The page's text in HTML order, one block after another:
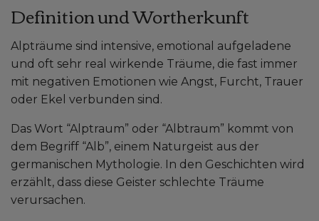
Definition und Wortherkunft
Alpträume sind intensive, emotional aufgeladene
und oft sehr real wirkende Träume, die fast immer
mit negativen Emotionen wie Angst, Furcht, Trauer
oder Ekel verbunden sind.
Das Wort “Alptraum” oder “Albtraum” kommt von
dem Begriff “Alb”, einem Naturgeist aus der
germanischen Mythologie. In den Geschichten wird
erzählt, dass diese Geister schlechte Träume
verursachen.